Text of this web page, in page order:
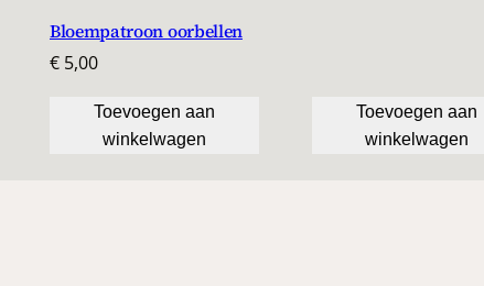
Bloempatroon oorbellen
€ 5,00
Toevoegen aan
winkelwagen
Toevoegen aan
winkelwagen